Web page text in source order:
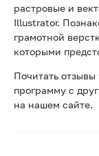
растровые и
Illustrator.
грамотной
которыми
Почитать
программу с
на нашем сайте.